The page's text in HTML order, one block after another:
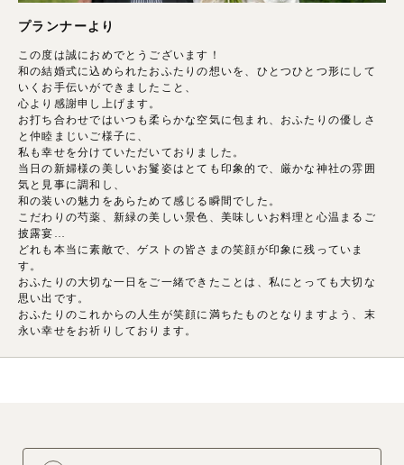
プランナーより
この度は誠におめでとうございます！
和の結婚式に込められたおふたりの想いを、ひとつひとつ形にして
いくお手伝いができましたこと、
心より感謝申し上げます。
お打ち合わせではいつも柔らかな空気に包まれ、おふたりの優しさ
と仲睦まじいご様子に、
私も幸せを分けていただいておりました。
当日の新婦様の美しいお鬘姿はとても印象的で、厳かな神社の雰囲
気と見事に調和し、
和の装いの魅力をあらためて感じる瞬間でした。
こだわりの芍薬、新緑の美しい景色、美味しいお料理と心温まるご
披露宴…
どれも本当に素敵で、ゲストの皆さまの笑顔が印象に残っていま
す。
おふたりの大切な一日をご一緒できたことは、私にとっても大切な
思い出です。
おふたりのこれからの人生が笑顔に満ちたものとなりますよう、末
永い幸せをお祈りしております。